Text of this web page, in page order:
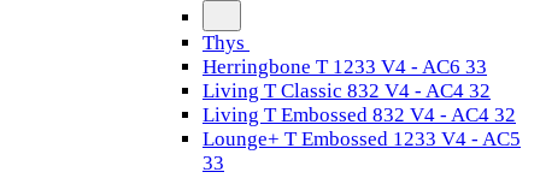
Thys
Herringbone T 1233 V4 - AC6 33
Living T Classic 832 V4 - AC4 32
Living T Embossed 832 V4 - AC4 32
Lounge+ T Embossed 1233 V4 - AC5
33